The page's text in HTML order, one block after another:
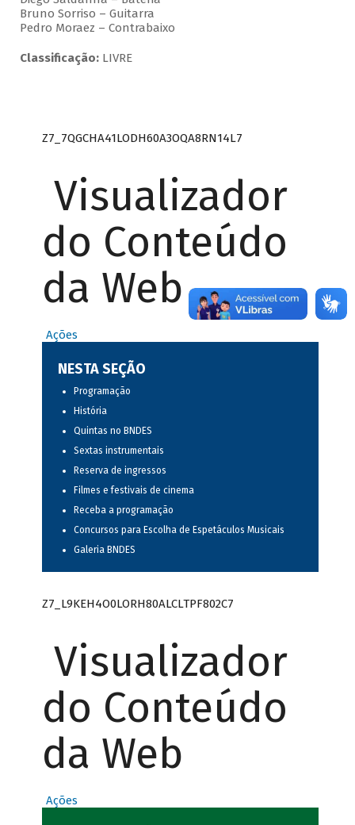
Bruno Sorriso – Guitarra
Pedro Moraez – Contrabaixo
Classificação:LIVRE
Z7_7QGCHA41LODH60A3OQA8RN14L7
Visualizador
do Conteúdo
da Web
Ações
NESTA SEÇÃO
Programação
História
Quintas no BNDES
Sextas instrumentais
Reserva de ingressos
Filmes e festivais de cinema
Receba a programação
Concursos para Escolha de Espetáculos Musicais
Galeria BNDES
Z7_L9KEH4O0LORH80ALCLTPF802C7
Visualizador
do Conteúdo
da Web
Ações